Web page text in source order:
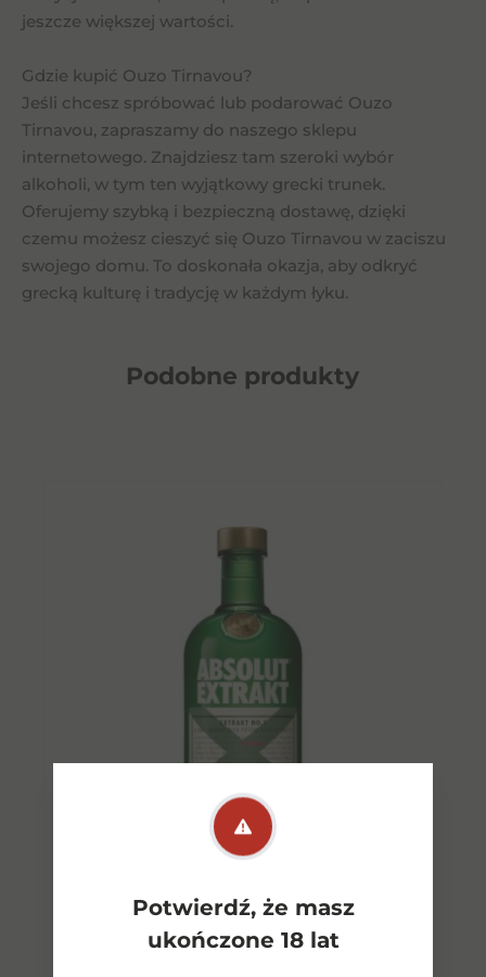
Potwierdź, że masz
ukończone 18 lat
jeszcze większej wartości.
Gdzie kupić Ouzo Tirnavou?
Jeśli chcesz spróbować lub podarować Ouzo
Tirnavou, zapraszamy do naszego sklepu
internetowego. Znajdziesz tam szeroki wybór
alkoholi, w tym ten wyjątkowy grecki trunek.
Oferujemy szybką i bezpieczną dostawę, dzięki
czemu możesz cieszyć się Ouzo Tirnavou w zaciszu
swojego domu. To doskonała okazja, aby odkryć
grecką kulturę i tradycję w każdym łyku.
Podobne produkty
Absolut Extract 0,7l 35%